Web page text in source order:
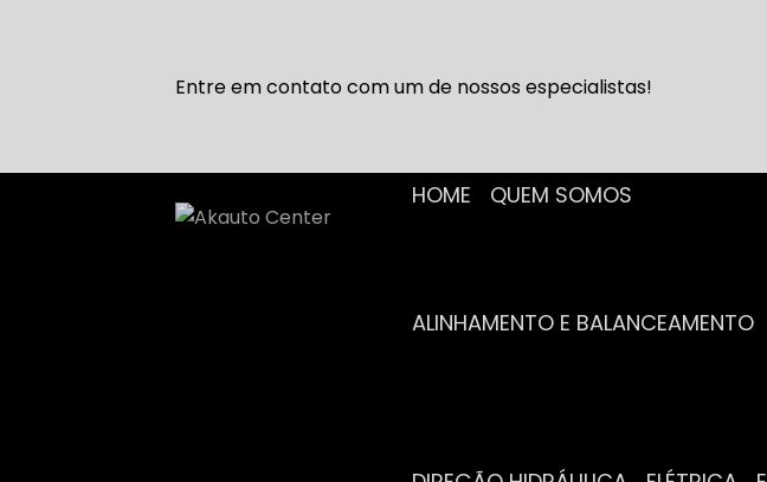
Entre em contato com um de nossos especialistas!
HOME
QUEM SOMOS
ALINHAMENTO E BALANCEAMENTO